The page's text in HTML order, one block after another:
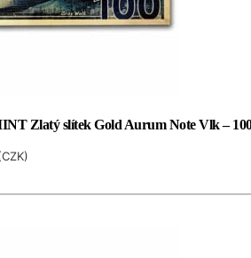
Zlatý slítek Gold Aurum Note Vlk –
CZK)